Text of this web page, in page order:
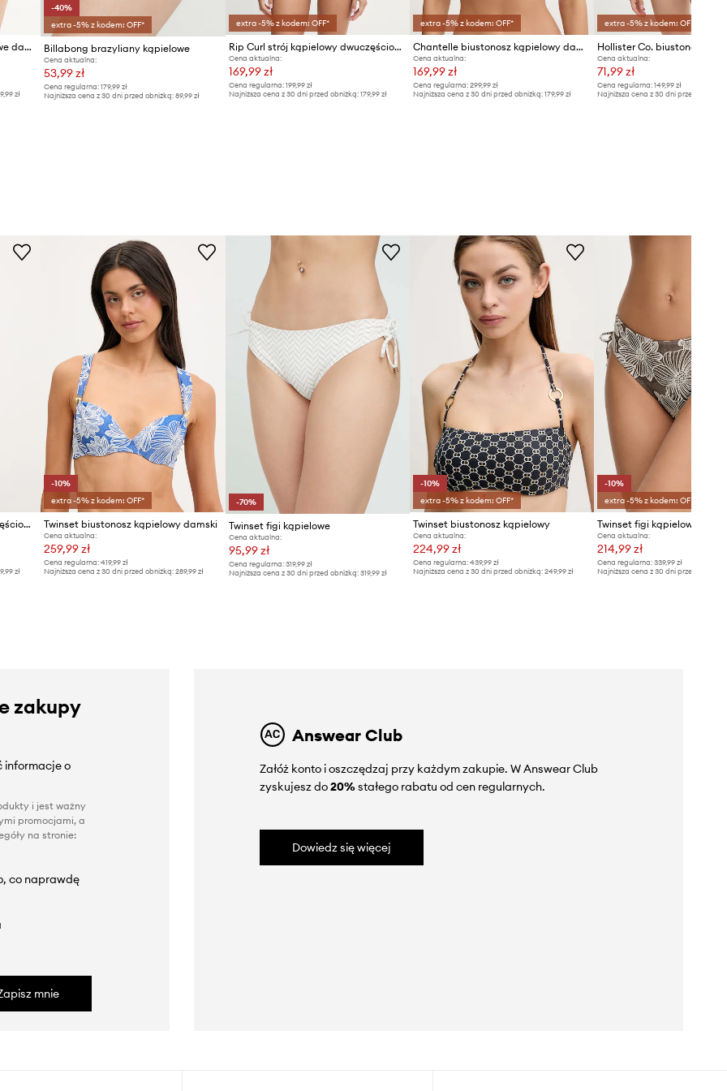
Melissa Odabash figi kąpielowe damskie
zł
-40%
extra -5% z kodem: OFF*
Billabong brazyliany kąpielowe
Cena aktualna:
53,99 zł
Cena regularna: 179,99 zł
Najniższa cena z 30 dni przed obniżką: 89,99 zł
extra -5% z kodem: OFF*
Rip Curl strój kąpielowy dwuczęściowy damski MOLOKAI
Cena aktualna:
169,99 zł
Cena regularna: 199,99 zł
Najniższa cena z 30 dni przed obniżką: 179,99 zł
extra -5% z kodem: OFF*
Chantelle biustonosz kąpielowy damski EASY POP
Cena aktualna:
169,99 zł
Cena regularna:299,99 zł
Najniższa cena z 30 dni przed obniżką:179,99 zł
extra -5% z kodem: OFF*
Hollister Co. biustonosz
Cena aktualna:
71,99 zł
Cena regularna: 149,99 zł
Najniższa cena z 30 dni przed obniżką:
Twinset strój kąpielowy dwuczęściowy damski
zł
-10%
extra -5% z kodem: OFF*
Twinset biustonosz kąpielowy damski
Cena aktualna:
259,99 zł
Cena regularna: 419,99 zł
Najniższa cena z 30 dni przed obniżką: 289,99 zł
-70%
Twinset figi kąpielowe
Cena aktualna:
95,99 zł
Cena regularna: 319,99 zł
Najniższa cena z 30 dni przed obniżką: 319,99 zł
-10%
extra -5% z kodem: OFF*
Twinset biustonosz kąpielowy
Cena aktualna:
224,99 zł
Cena regularna:439,99 zł
Najniższa cena z 30 dni przed obniżką:249,99 zł
-10%
extra -5% z kodem: OFF*
Twinset figi kąpielowe
Cena aktualna:
214,99 zł
Cena regularna: 339,99 zł
Najniższa cena z 30 dni przed obniżką:
zakupy
informacje o
i jest ważny
promocjami, a
na stronie:
co naprawdę
mnie
Answear Club
Załóż konto i oszczędzaj przy każdym zakupie. W Answear Club
zyskujesz do20%stałego rabatu od cen regularnych.
Dowiedz się więcej